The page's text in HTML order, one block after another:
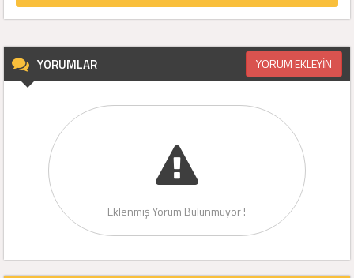
YORUMLAR YORUM EKLEYİN
Eklenmiş Yorum Bulunmuyor !